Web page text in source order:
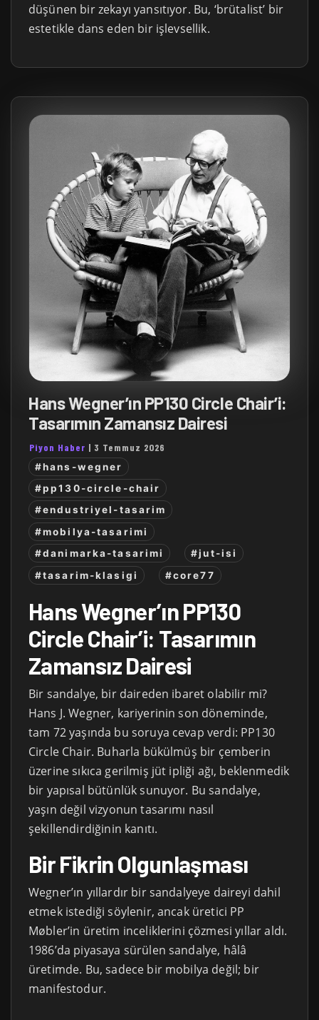
düşünen bir zekayı yansıtıyor. Bu, ‘brütalist’ bir
estetikle dans eden bir işlevsellik.
Hans Wegner’ın PP130 Circle Chair’i:
Tasarımın Zamansız Dairesi
Piyon Haber | 3 Temmuz 2026
#hans-wegner
#pp130-circle-chair
#endustriyel-tasarim
#mobilya-tasarimi
#danimarka-tasarimi
#jut-isi
#tasarim-klasigi
#core77
Hans Wegner’ın PP130
Circle Chair’i: Tasarımın
Zamansız Dairesi
Bir sandalye, bir daireden ibaret olabilir mi?
Hans J. Wegner, kariyerinin son döneminde,
tam 72 yaşında bu soruya cevap verdi: PP130
Circle Chair. Buharla bükülmüş bir çemberin
üzerine sıkıca gerilmiş jüt ipliği ağı, beklenmedik
bir yapısal bütünlük sunuyor. Bu sandalye,
yaşın değil vizyonun tasarımı nasıl
şekillendirdiğinin kanıtı.
Bir Fikrin Olgunlaşması
Wegner’ın yıllardır bir sandalyeye daireyi dahil
etmek istediği söylenir, ancak üretici PP
Møbler’in üretim inceliklerini çözmesi yıllar aldı.
1986’da piyasaya sürülen sandalye, hâlâ
üretimde. Bu, sadece bir mobilya değil; bir
manifestodur.